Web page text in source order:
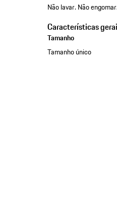
Não lavar. Não
Características
Tamanho
Tamanho único